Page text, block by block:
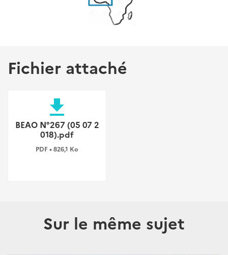
Fichier attaché
file_download
BEAO N°267 (05 07 2
018).pdf
PDF • 826,1 Ko
Sur le même sujet